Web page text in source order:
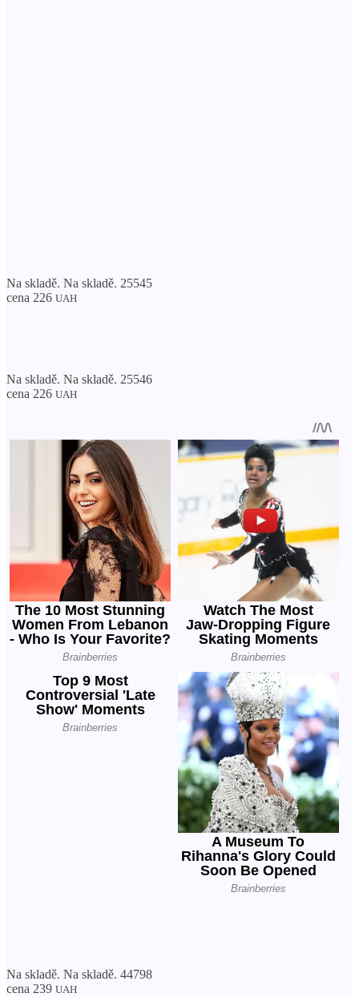
Na skladě. Na skladě. 25545
cena 226 UAH
Na skladě. Na skladě. 25546
cena 226 UAH
Na skladě. Na skladě. 44798
cena 239 UAH